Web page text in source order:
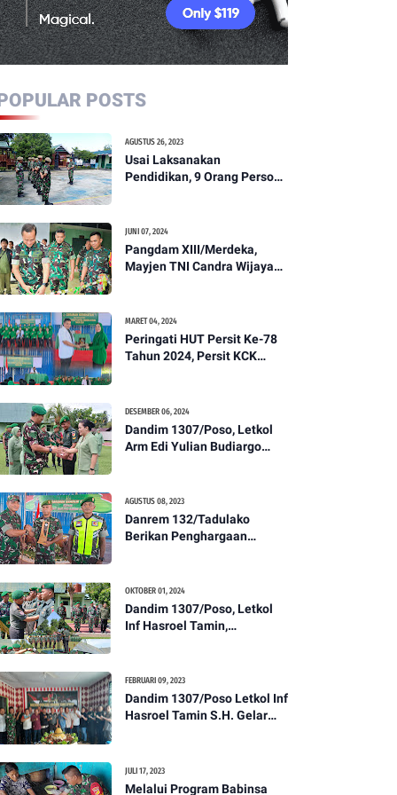
POSTS
AGUSTUS 26, 2023
Usai Laksanakan
Pendidikan, 9 Orang Personil
Ikuti Apel Pagi Dan
Pengecekan
JUNI 07, 2024
Pangdam XIII/Merdeka,
Mayjen TNI Candra Wijaya
MARET 04, 2024
Peringati HUT Persit Ke-78
Tahun 2024, Persit KCK
Kesehatan Tentang
Pencegahan DBD
DESEMBER 06, 2024
Dandim 1307/Poso, Letkol
Arm Edi Yulian Budiargo
1307/Poso
AGUSTUS 08, 2023
Danrem 132/Tadulako
Berikan Penghargaan
OKTOBER 01, 2024
Dandim 1307/Poso, Letkol
Inf Hasroel Tamin,
Kenaikan Pangkat Personel
Kodim 1307/Poso
FEBRUARI 09, 2023
Dandim 1307/Poso Letkol Inf
Hasroel Tamin S.H. Gelar
Tahun 2023
JULI 17, 2023
Melalui Program Babinsa